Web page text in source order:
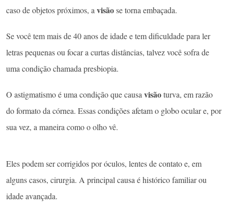
caso de objetos próximos, a visãose torna embaçada.
Se você tem mais de 40 anos de idade e tem dificuldade para ler
letras pequenas ou focar a curtas distâncias, talvez você sofra de
uma condição chamada presbiopia.
O astigmatismo é uma condição que causavisãoturva, em razão
do formato da córnea. Essas condições afetam o globo ocular e, por
sua vez, a maneira como o olho vê.
Eles podem ser corrigidos por óculos, lentes de contato e, em
alguns casos, cirurgia. A principal causa é histórico familiar ou
idade avançada.